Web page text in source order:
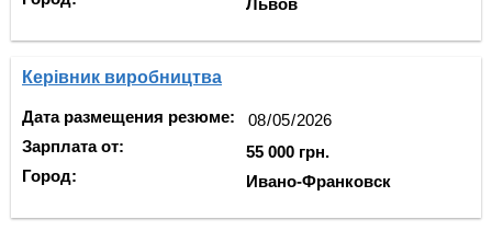
Львов
Керівник виробництва
Дата размещения резюме:
Зарплата от:
Город:
55 000 грн.
Ивано-Франковск